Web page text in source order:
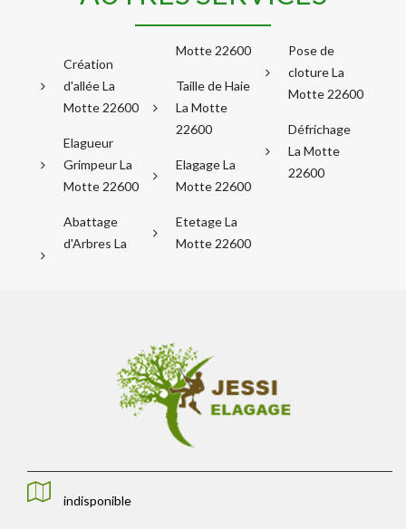
Création
d'allée La
Motte 22600
Elagueur
Grimpeur La
Motte 22600
Abattage
d'Arbres La
Motte 22600
Taille de Haie
La Motte
22600
Elagage La
Motte 22600
Etetage La
Motte 22600
Pose de
cloture La
Motte 22600
Défrichage
La Motte
22600
indisponible